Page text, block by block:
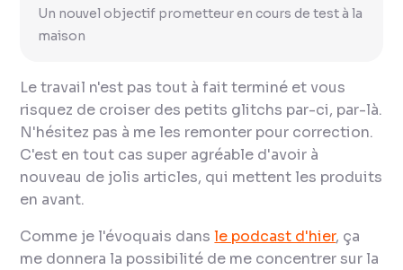
Un nouvel objectif prometteur en cours de test à la
maison
Le travail n'est pas tout à fait terminé et vous
risquez de croiser des petits glitchs par-ci, par-là.
N'hésitez pas à me les remonter pour correction.
C'est en tout cas super agréable d'avoir à
nouveau de jolis articles, qui mettent les produits
en avant.
Comme je l'évoquais dansle podcast d'hier, ça
me donnera la possibilité de me concentrer sur la